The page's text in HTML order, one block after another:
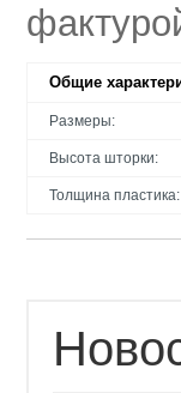
Общие
Размеры:
Высота шторки:
Толщина пластика: